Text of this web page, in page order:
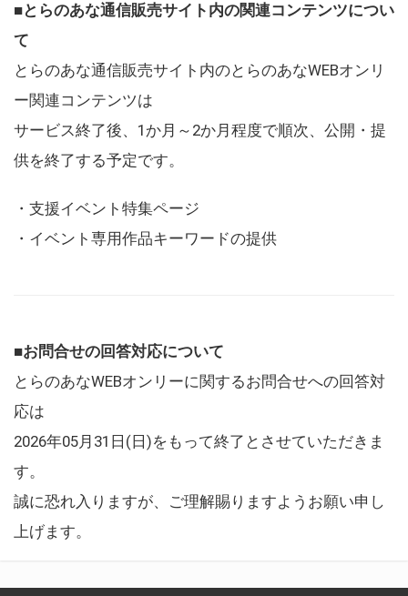
■とらのあな通信販売サイト内の関連コンテンツについ
て
とらのあな通信販売サイト内のとらのあなWEBオンリ
ー関連コンテンツは
サービス終了後、1か月～2か月程度で順次、公開・提
供を終了する予定です。
・支援イベント特集ページ
・イベント専用作品キーワードの提供
■お問合せの回答対応について
とらのあなWEBオンリーに関するお問合せへの回答対
応は
2026年05月31日(日)をもって終了とさせていただきま
す。
誠に恐れ入りますが、ご理解賜りますようお願い申し
上げます。